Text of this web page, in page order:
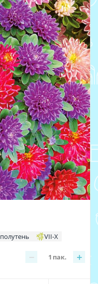
полутень VII-X
− +
1 пак.